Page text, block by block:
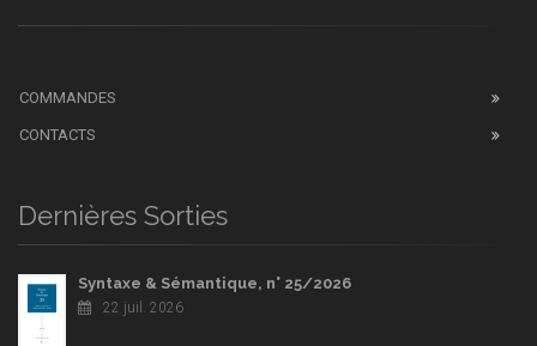
COMMANDES
CONTACTS
Dernières Sorties
Syntaxe & Sémantique, n° 25/2026
22 juil. 2026